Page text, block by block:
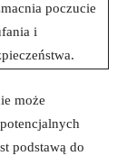
poczucie
⁣i
może
podstawą do